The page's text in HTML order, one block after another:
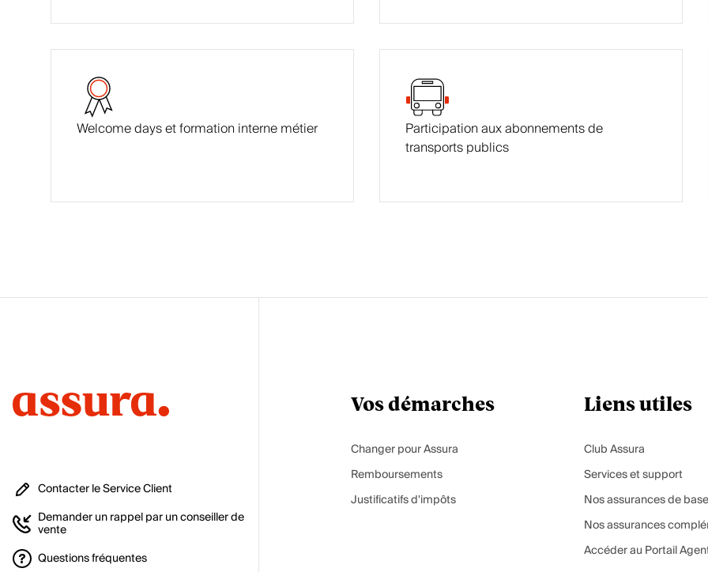
Welcome days et formation interne métier
Participation aux abonnements de
transports publics
Contacter le Service Client
Demander un rappel par un conseiller de
vente
Questions fréquentes
Vos démarches
Changer pour Assura
Remboursements
Justificatifs d'impôts
Liens utiles
Club Assura
Services et support
Nos assurances de base
Nos assurances
Accéder au Portail